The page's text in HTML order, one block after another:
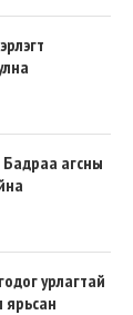
Бадраа агсны
урлагтай
ярьсан